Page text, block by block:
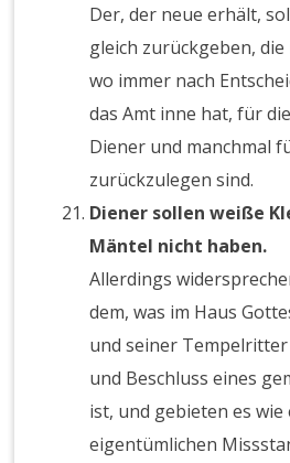
Der, der neue erhält,
gleich zurückgeben,
wo immer nach
das Amt inne hat, für
Diener und manchmal
zurückzulegen sind.
Diener sollen weiße
Mäntel nicht haben.
Allerdings
dem, was im Haus
und seiner
und Beschluss eines
ist, und gebieten es wie
eigentümlichen